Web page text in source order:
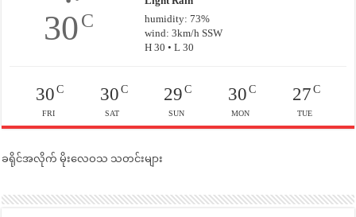
30C
humidity: 73%
wind: 3km/h SSW
H 30 • L 30
30C
FRI
30C
SAT
29 C
SUN
30C
MON
27C
TUE
ခရိုင်အလိုက် မိုးလေဝသ သတင်းများ